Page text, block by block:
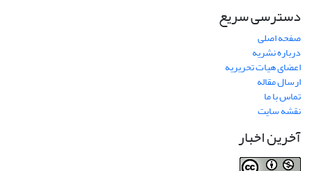
دسترسی سریع
صفحه اصلی
درباره نشریه
اعضای هیات تحریریه
ارسال مقاله
تماس با ما
نقشه سایت
آخرین اخبار